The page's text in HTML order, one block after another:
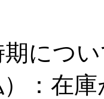
につ
： 在庫